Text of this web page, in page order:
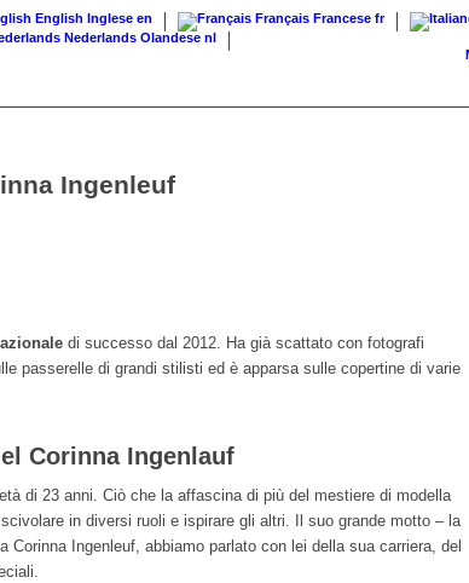
English Inglese en Français Francese fr
Nederlands Olandese nl
News
Ingenleuf
di successo dal 2012. Ha già scattato con fotografi
passerelle di grandi stilisti ed è apparsa sulle copertine di varie
Corinna Ingenlauf
di 23 anni. Ciò che la affascina di più del mestiere di modella
in diversi ruoli e ispirare gli altri. Il suo grande motto – la
Corinna Ingenleuf, abbiamo parlato con lei della sua carriera, del